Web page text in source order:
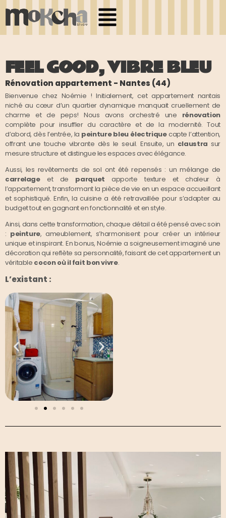
FEEL GOOD, VIBRE BLEU
Rénovation appartement - Nantes (44)
Bienvenue chez Noémie ! Initialement, cet appartement nantais
niché au cœur d’un quartier dynamique manquait cruellement de
charme et de peps! Nous avons orchestré une rénovation
complète pour insuffler du caractère et de la modernité. Tout
d’abord, dès l’entrée, la peinture bleu électriquecapte l’attention,
offrant une touche vibrante dès le seuil. Ensuite, un claustra sur
mesure structure et distingue les espaces avec élégance.
Aussi, les revêtements de sol ont été repensés : un mélange de
carrelageet de parquet apporte texture et chaleur à
l’appartement, transformant la pièce de vie en un espace accueillant
et sophistiqué. Enfin, la cuisine a été retravaillée pour s’adapter au
budget tout en gagnant en fonctionnalité et en style.
Ainsi, dans cette transformation, chaque détail a été pensé avec soin
: peinture, ameublement, s’harmonisent pour créer un intérieur
unique et inspirant. En bonus, Noémie a soigneusement imaginé une
décoration qui reflète sa personnalité, faisant de cet appartement un
véritable cocon où il fait bon vivre.
L’existant :